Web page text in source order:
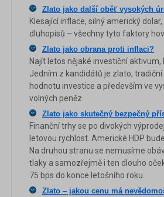
Zlato jako další oběť vysokých
Klesající inflace, silný americký
dluhopisů – všechny tyto faktory
Zlato jako obrana proti inflaci?
Najít letos nějaké investiční
Jedním z kandidátů je zlato,
hodnotu investice a především ve
volných peněz.
Zlato jako skutečný bezpečný
Finanční trhy se po divokých
letovou rychlost. Americké HDP
Na druhou stranu se nemusíme
tlaky a samozřejmě i ten dlouho
75 bps do konce letošního roku.
Zlato – jakou cenu má